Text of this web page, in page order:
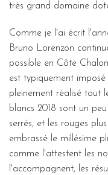
très grand domaine
Comme je l'ai écrit
Bruno Lorenzon
possible en Côte
est typiquement
pleinement réalisé tout
blancs 2018 sont un
serrés, et les rouges
embrassé le millésime
comme l'attestent les
l'accompagnent, les